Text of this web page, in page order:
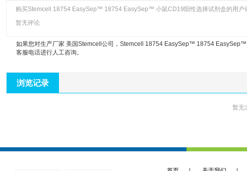
购买Stemcell 18754 EasySep™ 18754 EasySep™ 小鼠CD19阳性选择试剂盒的用户
暂无评论
如果您对生产厂家 美国Stemcell公司， Stemcell 18754 EasySep™ 18754 EasySep™
客服电话进行人工咨询。
浏览记录
暂无